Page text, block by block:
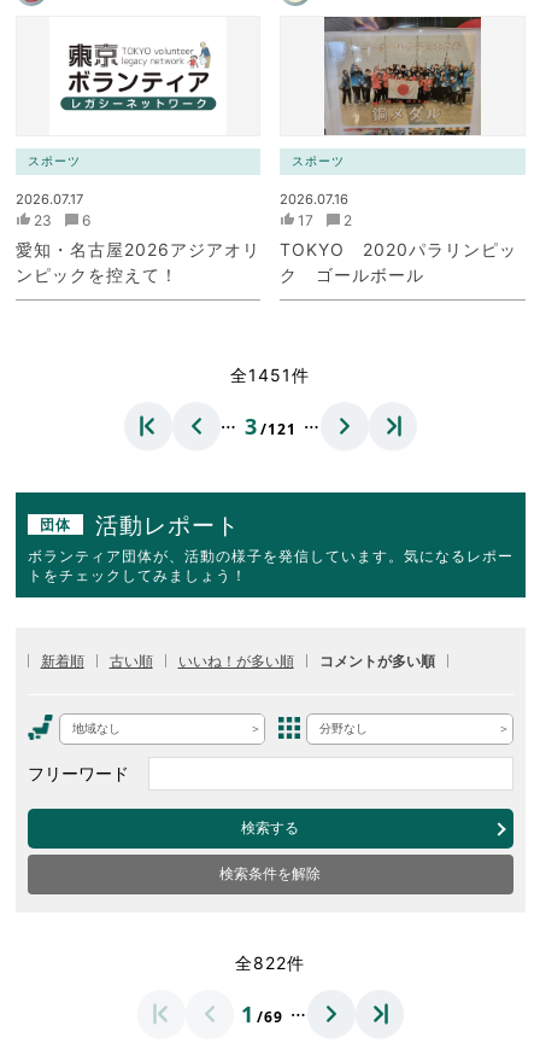
スポーツ
2026.07.17
23 6
愛知・名古屋2026アジアオリ
ンピックを控えて！
スポーツ
2026.07.16
17 2
TOKYO 2020パラリンピッ
ク ゴールボール
全1451件
… 3/121 …
団体 活動レポート
ボランティア団体が、活動の様子を発信しています。気になるレポー
トをチェックしてみましょう！
新着順 古い順 いいね！が多い順 コメントが多い順
地域なし 分野なし
フリーワード
検索する
検索条件を解除
全822件
1 /69 …